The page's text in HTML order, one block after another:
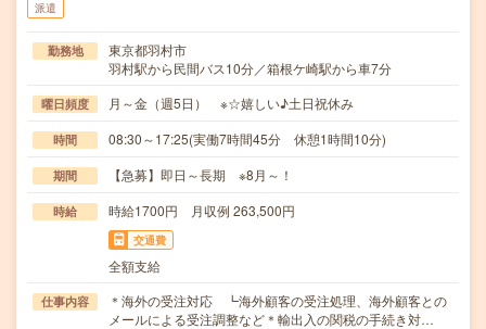
派遣
勤務地
東京都羽村市
羽村駅から民間バス10分／箱根ケ崎駅から車7分
曜日頻度 月～金（週5日） ※☆嬉しい♪土日祝休み
時間 08:30～17:25(実働7時間45分 休憩1時間10分)
期間 【急募】即日～長期 ※8月～！
時給 時給1700円 月収例 263,500円
交通費
全額支給
仕事内容
＊海外の受注対応 ┗海外顧客の受注処理、海外顧客との
メールによる受注調整など＊輸出入の関税の手続き対…